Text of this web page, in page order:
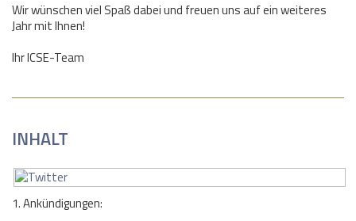
Wir wünschen viel Spaß dabei und freuen uns auf ein weiteres
Jahr mit Ihnen!
Ihr ICSE-Team
INHALT
1. Ankündigungen: